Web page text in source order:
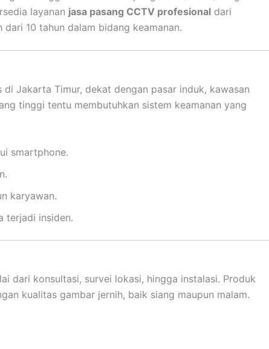
layanan jasa pasang CCTV profesional dari
10 tahun dalam bidang keamanan.
Jakarta Timur, dekat dengan pasar induk, kawasan
tinggi tentu membutuhkan sistem keamanan yang
smartphone.
karyawan.
terjadi insiden.
dari konsultasi, survei lokasi, hingga instalasi. Produk
kualitas gambar jernih, baik siang maupun malam.